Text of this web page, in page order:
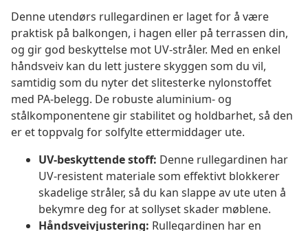
Denne utendørs rullegardinen er laget for å være
praktisk på balkongen, i hagen eller på terrassen din,
og gir god beskyttelse mot UV-stråler. Med en enkel
håndsveiv kan du lett justere skyggen som du vil,
samtidig som du nyter det slitesterke nylonstoffet
med PA-belegg. De robuste aluminium- og
stålkomponentene gir stabilitet og holdbarhet, så den
er et toppvalg for solfylte ettermiddager ute.
UV-beskyttende stoff: Denne rullegardinen har
UV-resistent materiale som effektivt blokkerer
skadelige stråler, så du kan slappe av ute uten å
bekymre deg for at sollyset skader møblene.
Håndsveivjustering: Rullegardinen har en